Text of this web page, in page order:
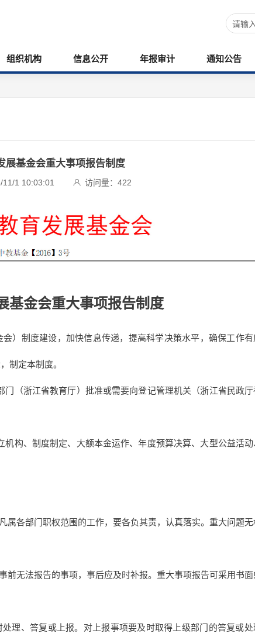
组织机构 信息公开 年报审计 通知公告
展基金会重大事项报告制度
11/1 10:03:01 访问量：422
基金会重大事项报告制度
）制度建设，加快信息传递，提高科学决策水平，确保工作有
制定本制度。
（浙江省教育厅）批准或需要向登记管理机关（浙江省民政厅
构、制度制定、大额本金运作、年度预算决算、大型公益活动
各部门职权范围的工作，要各负其责，认真落实。重大问题
无法报告的事项，事后应及时补报。重大事项报告可采用书
理、答复或上报。对上报事项要及时取得上级部门的答复或处